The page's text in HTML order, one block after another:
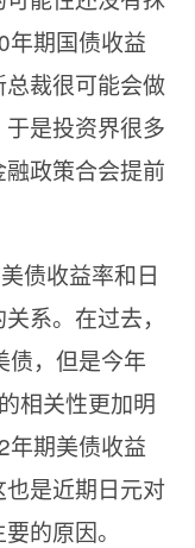
年期国债收益
裁很可能会做
是投资界很多
政策合会提前
债收益率和日
系。在过去，
债，但是今年
相关性更加明
年期美债收益
是近期日元对
的原因。